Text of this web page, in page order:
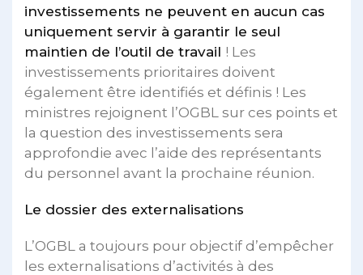
investissements ne peuvent en aucun cas
uniquement servir à garantir le seul
maintien de l’outil de travail ! Les
investissements prioritaires doivent
également être identifiés et définis ! Les
ministres rejoignent l’OGBL sur ces points et
la question des investissements sera
approfondie avec l’aide des représentants
du personnel avant la prochaine réunion.
Le dossier des externalisations
L’OGBL a toujours pour objectif d’empêcher
les externalisations d’activités à des